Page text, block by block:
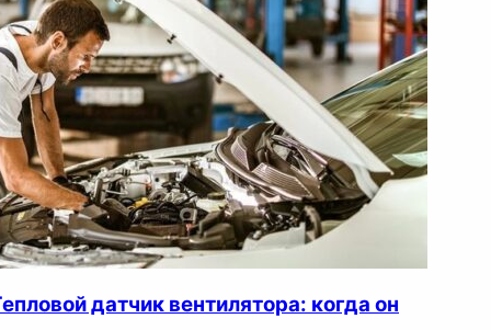
датчик вентилятора: когда он